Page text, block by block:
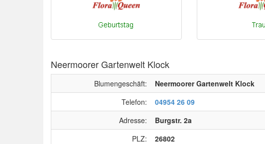
Neermoorer Gartenwelt Klock
Blumengeschäft:
Neermoorer Gartenwelt Klock
Telefon:
04954 26 09
Adresse:
Burgstr. 2a
PLZ:
26802